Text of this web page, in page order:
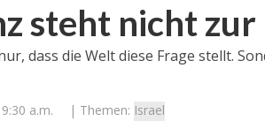
steht nicht
dass die Welt diese Frage stellt.
a.m. | Themen: Israel